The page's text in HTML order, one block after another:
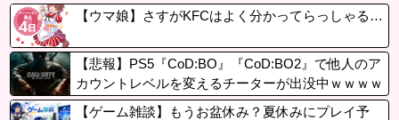
【ウマ娘】さすがKFCはよく分かってらっしゃる…
【悲報】PS5『CoD:BO』『CoD:BO2』で他人のア
カウントレベルを変えるチーターが出没中ｗｗｗｗ
【ゲーム雑談】もうお盆休み？夏休みにプレイ予